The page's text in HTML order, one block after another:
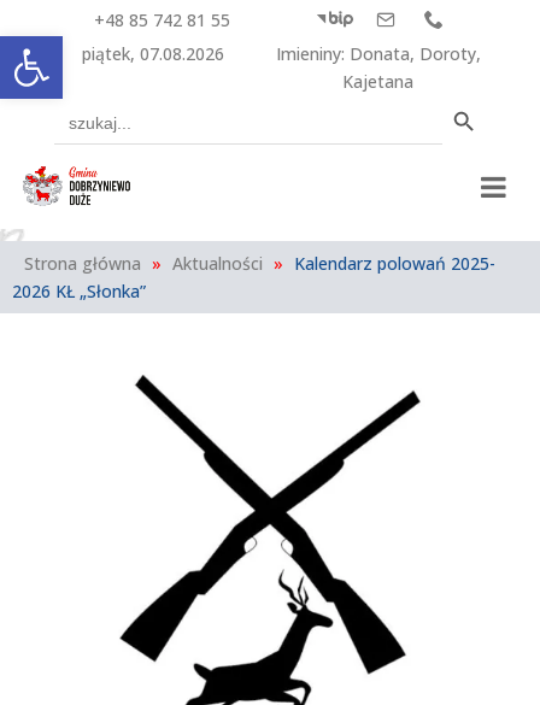
Otwórz pasek narzędzi
+48 85 742 81 55   
piątek, 07.08.2026 Imieniny: Donata, Doroty,
Kajetana
for:
Strona główna » Aktualności » Kalendarz polowań 2025-
2026 KŁ „Słonka”